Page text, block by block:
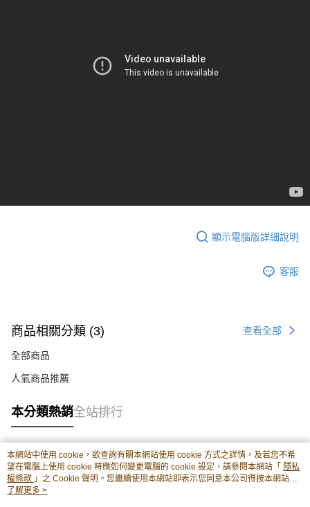
顯示電腦版詳細說明
客服
商品相關分類 (3) 查看全部
全部商品
人氣商品推薦
本分類熱銷全站排行
熱門標籤
本網站中使用 cookie，欲查詢有關本網站使用 cookie 方式之詳情，及若您不希
望在電腦上使用 cookie 時應如何變更電腦的 cookie 設定，請參閱本網站「 隱私
權條款 」之 Cookie 聲明。您繼續使用本網站即表示您同意本公司得按本網站使
用條款之 Cookie 聲明使用 cookie。
了解更多 >